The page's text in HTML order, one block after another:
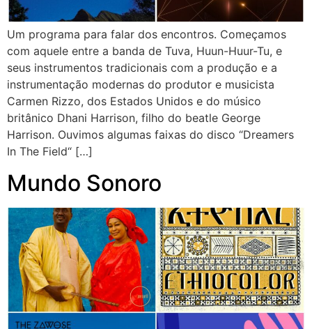
Um programa para falar dos encontros. Começamos
com aquele entre a banda de Tuva, Huun-Huur-Tu, e
seus instrumentos tradicionais com a produção e a
instrumentação modernas do produtor e musicista
Carmen Rizzo, dos Estados Unidos e do músico
britânico Dhani Harrison, filho do beatle George
Harrison. Ouvimos algumas faixas do disco “Dreamers
In The Field“ […]
Mundo Sonoro